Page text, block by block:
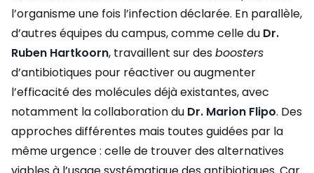
l’organisme une fois l’infection déclarée. En parallèle,
d’autres équipes du campus, comme celle du Dr.
Ruben Hartkoorn, travaillent sur desboosters
d’antibiotiques pour réactiver ou augmenter
l’efficacité des molécules déjà existantes, avec
notamment la collaboration du Dr. Marion Flipo. Des
approches différentes mais toutes guidées par la
même urgence : celle de trouver des alternatives